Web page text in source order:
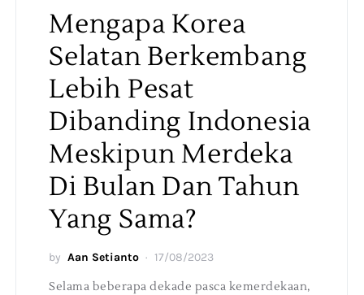
Mengapa Korea
Selatan Berkembang
Lebih Pesat
Dibanding Indonesia
Meskipun Merdeka
Di Bulan Dan Tahun
Yang Sama?
by Aan Setianto 17/08/2023
Selama beberapa dekade pasca kemerdekaan,